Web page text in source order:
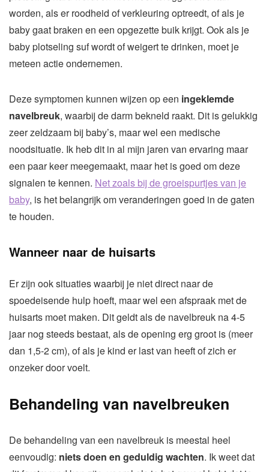
worden, als er roodheid of verkleuring optreedt, of als je
baby gaat braken en een opgezette buik krijgt. Ook als je
baby plotseling suf wordt of weigert te drinken, moet je
meteen actie ondernemen.
Deze symptomen kunnen wijzen op een ingeklemde
navelbreuk, waarbij de darm bekneld raakt. Dit is gelukkig
zeer zeldzaam bij baby’s, maar wel een medische
noodsituatie. Ik heb dit in al mijn jaren van ervaring maar
een paar keer meegemaakt, maar het is goed om deze
signalen te kennen. Net zoals bij de groeispurtjes van je
baby, is het belangrijk om veranderingen goed in de gaten
te houden.
Wanneer naar de huisarts
Er zijn ook situaties waarbij je niet direct naar de
spoedeisende hulp hoeft, maar wel een afspraak met de
huisarts moet maken. Dit geldt als de navelbreuk na 4-5
jaar nog steeds bestaat, als de opening erg groot is (meer
dan 1,5-2 cm), of als je kind er last van heeft of zich er
onzeker door voelt.
Behandeling van navelbreuken
De behandeling van een navelbreuk is meestal heel
eenvoudig: niets doen en geduldig wachten. Ik weet dat